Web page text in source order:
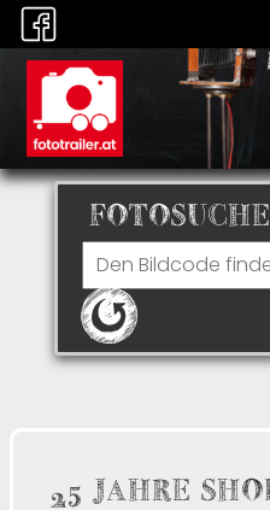
FOTOSUCHE
25 JAHRE